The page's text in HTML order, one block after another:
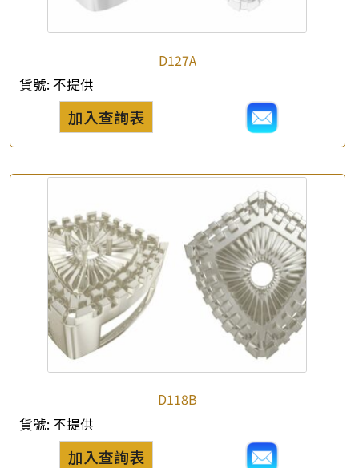
公司名稱
*
*聯絡電話
D127A
貨號: 不提供
加入查詢表
D118B
貨號: 不提供
加入查詢表